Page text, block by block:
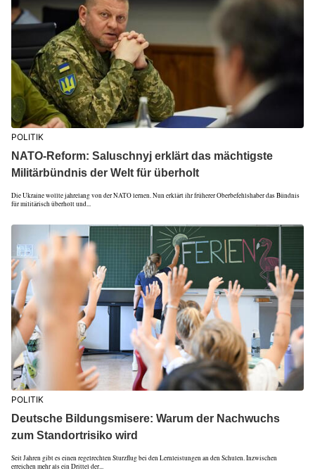
POLITIK
NATO-Reform: Saluschnyj erklärt das mächtigste
Militärbündnis der Welt für überholt
Die Ukraine wollte jahrelang von der NATO lernen. Nun erklärt ihr früherer Oberbefehlshaber das Bündnis
für militärisch überholt und...
POLITIK
Deutsche Bildungsmisere: Warum der Nachwuchs
zum Standortrisiko wird
Seit Jahren gibt es einen regelrechten Sturzflug bei den Lernleistungen an den Schulen. Inzwischen
erreichen mehr als ein Drittel der...